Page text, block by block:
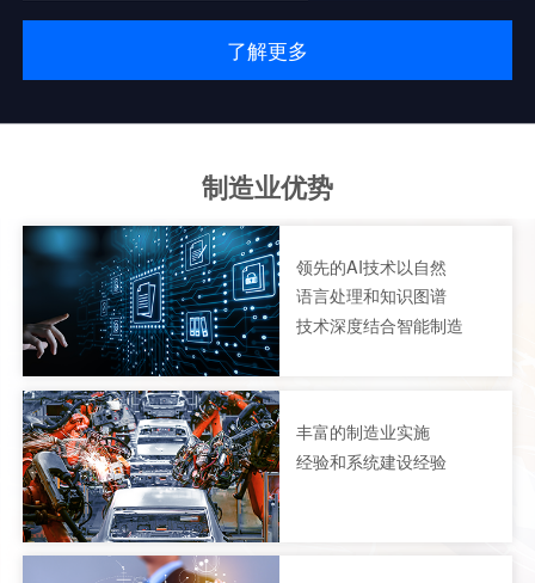
了解更多
制造业优势
领先的AI技术以自然
语言处理和知识图谱
技术深度结合智能制造
丰富的制造业实施
经验和系统建设经验